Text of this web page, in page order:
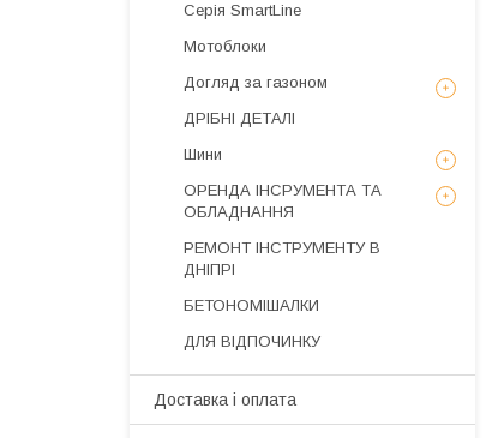
Серія SmartLine
Мотоблоки
Догляд за газоном
ДРІБНІ ДЕТАЛІ
Шини
ОРЕНДА ІНСРУМЕНТА ТА
ОБЛАДНАННЯ
РЕМОНТ ІНСТРУМЕНТУ В
ДНІПРІ
БЕТОНОМІШАЛКИ
ДЛЯ ВІДПОЧИНКУ
Доставка і оплата